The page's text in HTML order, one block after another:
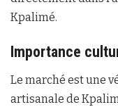
Kpalimé.
Importance
Le marché est une
artisanale de